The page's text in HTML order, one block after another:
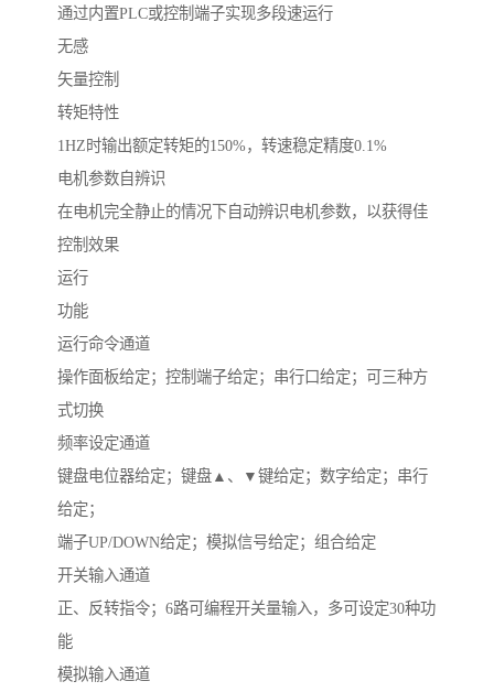
通过内置PLC或控制端子实现多段速运行
无感
矢量控制
转矩特性
1HZ时输出额定转矩的150%，转速稳定精度0.1%
电机参数自辨识
在电机完全静止的情况下自动辨识电机参数，以获得佳
控制效果
运行
功能
运行命令通道
操作面板给定；控制端子给定；串行口给定；可三种方
式切换
频率设定通道
键盘电位器给定；键盘▲、▼键给定；数字给定；串行
给定；
端子UP/DOWN给定；模拟信号给定；组合给定
开关输入通道
正、反转指令；6路可编程开关量输入，多可设定30种功
能
模拟输入通道